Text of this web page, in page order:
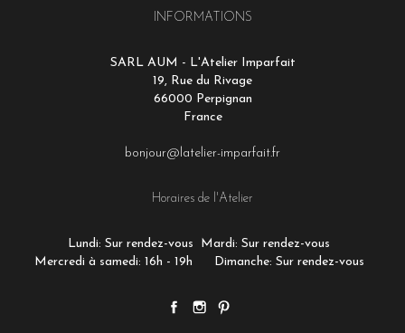
INFORMATIONS
SARL AUM - L'Atelier Imparfait
19, Rue du Rivage
66000 Perpignan
France
bonjour@latelier-imparfait.fr
Horaires de l'Atelier
Lundi: Sur rendez-vous
Mardi: Sur rendez-vous
Mercredi à samedi: 16h - 19h
Dimanche: Sur rendez-vous